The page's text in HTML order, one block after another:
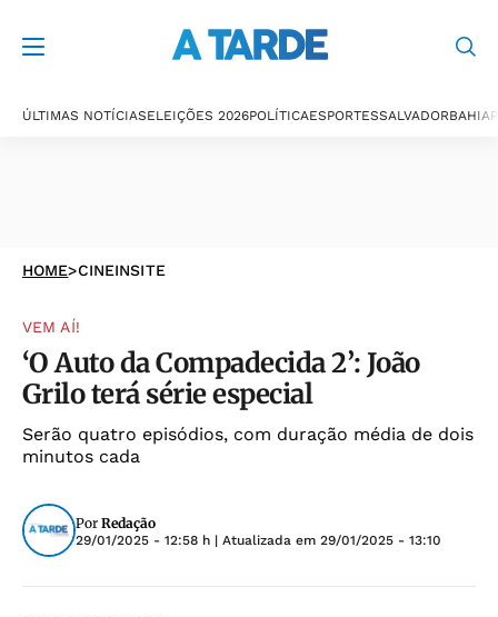
ÚLTIMAS NOTÍCIASELEIÇÕES 2026POLÍTICAESPORTESSALVADORBAHIA
HOME>CINEINSITE
VEM AÍ!
‘O Auto da Compadecida 2’: João
Grilo terá série especial
Serão quatro episódios, com duração média de dois
minutos cada
Por Redação
29/01/2025 - 12:58 h | Atualizada em 29/01/2025 - 13:10